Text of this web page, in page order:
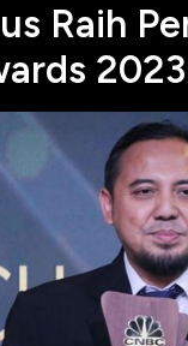
Raih
2023